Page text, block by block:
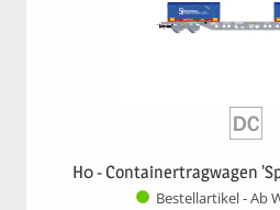
H0 - Containertragwagen
Bestellartikel - Ab